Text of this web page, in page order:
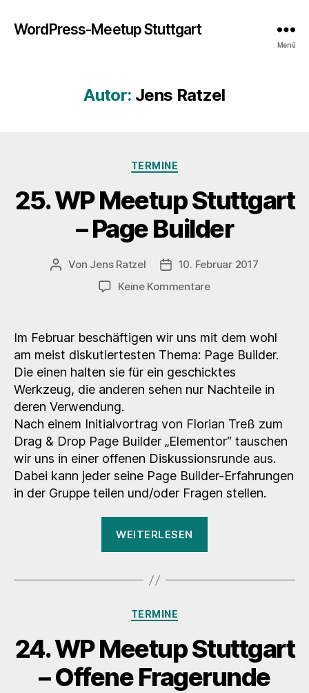
WordPress-Meetup Stuttgart
Menü
Autor: Jens Ratzel
Kategorien
TERMINE
25. WP Meetup Stuttgart
– Page Builder
Beitragsautor
Von Jens Ratzel Veröffentlichungsdatum
10. Februar 2017
Keine Kommentarezu
Meetup
Stuttgart
–
Page
Builder
Im Februar beschäftigen wir uns mit dem wohl
am meist diskutiertesten Thema: Page Builder.
Die einen halten sie für ein geschicktes
Werkzeug, die anderen sehen nur Nachteile in
deren Verwendung.
Nach einem Initialvortrag von Florian Treß zum
Drag & Drop Page Builder „Elementor“ tauschen
wir uns in einer offenen Diskussionsrunde aus.
Dabei kann jeder seine Page Builder-Erfahrungen
in der Gruppe teilen und/oder Fragen stellen.
WEITERLESEN
Stuttgart
Builder“
Kategorien
TERMINE
24. WP Meetup Stuttgart
– Offene Fragerunde